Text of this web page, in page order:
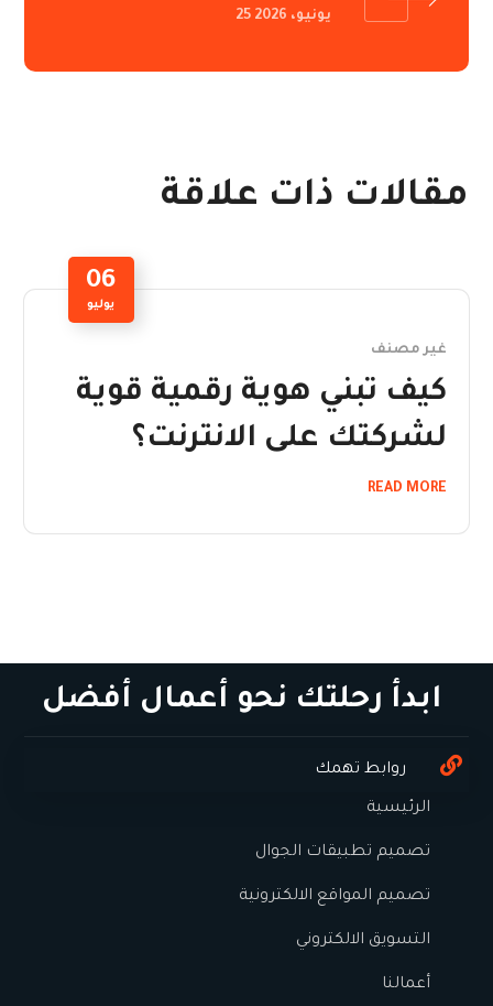
25 يونيو، 2026
مقالات ذات علاقة
06
يوليو
غير مصنف
كيف تبني هوية رقمية قوية
لشركتك على الانترنت؟
READ MORE
ابدأ رحلتك نحو أعمال أفضل
روابط تهمك
الرئيسية
تصميم تطبيقات الجوال
تصميم المواقع الالكترونية
التسويق الالكتروني
أعمالنا